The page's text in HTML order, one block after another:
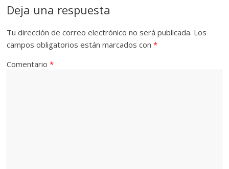
Deja una respuesta
Tu dirección de correo electrónico no será publicada. Los
campos obligatorios están marcados con*
Comentario*